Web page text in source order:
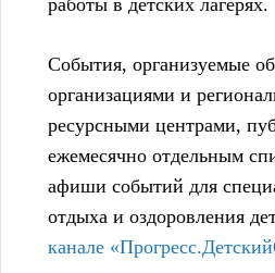
работы в детских лагерях.
События, организуемые
организациями и
ресурсными центрами,
ежемесячно отдельным
афиши событий для
отдыха и оздоровления
канале